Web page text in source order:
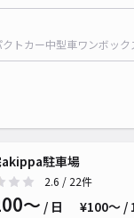
クトカー中型車ワンボック
駐車場
2.6 / 22件
〜 / 日 ¥100〜 /